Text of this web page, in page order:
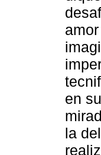
en
la